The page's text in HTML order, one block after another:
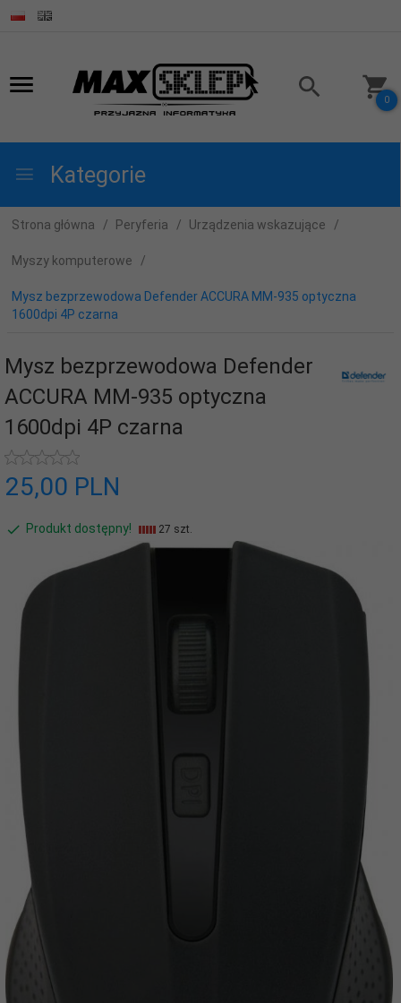
0
Kategorie
Strona główna Peryferia Urządzenia wskazujące
Myszy komputerowe
Mysz bezprzewodowa Defender ACCURA MM-935 optyczna
1600dpi 4P czarna
Mysz bezprzewodowa Defender
ACCURA MM-935 optyczna
1600dpi 4P czarna
25,00 PLN
Produkt dostępny! 27 szt.